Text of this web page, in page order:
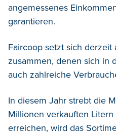
angemessenes
garantieren.
Faircoop setzt sich derzeit
zusammen, denen sich in
auch zahlreiche
In diesem Jahr strebt die
Millionen verkauften
erreichen, wird das